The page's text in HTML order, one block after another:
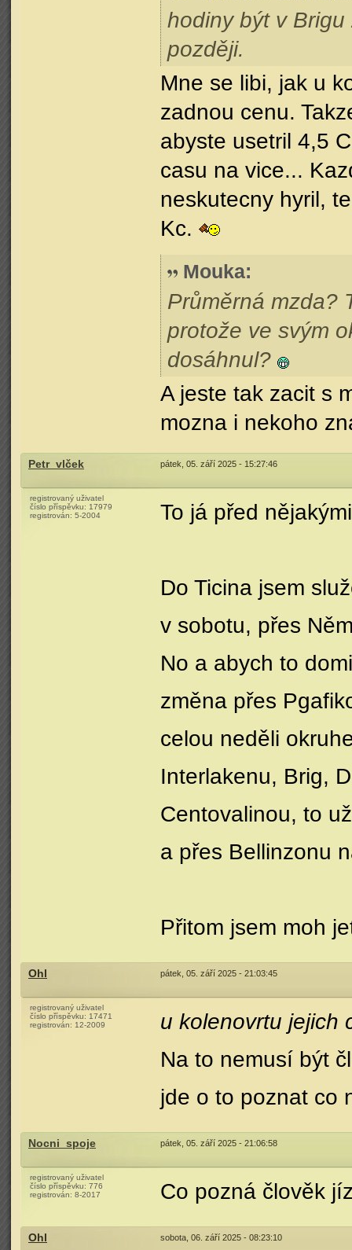
hodiny být v
později.
Mne se libi, jak u
zadnou cenu.
abyste usetril 4,5
casu na vice...
neskutecny hyril,
Kc.
Mouka:
Průměrná mzda?
protože ve svým
dosáhnul?
A jeste tak zacit s
mozna i nekoho
Petr_vlček pátek, 05. září 2025 - 15:27:46
registrovaný uživatel
číslo příspěvku: 17979
registrován: 5-2004 To já před
Do Ticina jsem
v sobotu, přes
No a abych to
změna přes
celou neděli
Interlakenu, Brig,
Centovalinou, to
a přes Bellinzonu
Přitom jsem moh
Ohl pátek, 05. září 2025 - 21:03:45
registrovaný uživatel
číslo příspěvku: 17471
registrován: 12-2009
u kolenovrtu jejich
Na to nemusí být
jde o to poznat co
Nocni_spoje pátek, 05. září 2025 - 21:06:58
registrovaný uživatel
číslo příspěvku: 776
registrován: 8-2017 Co pozná člověk
Ohl sobota, 06. září 2025 - 08:23:10